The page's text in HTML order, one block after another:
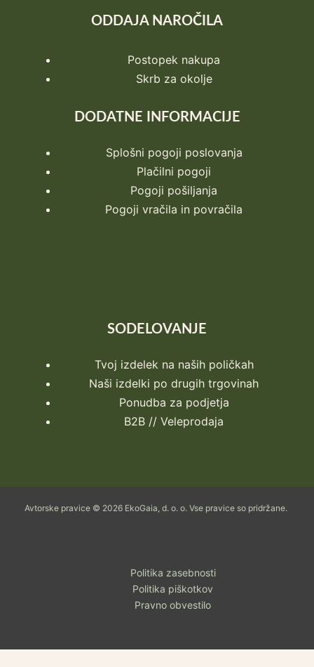
ODDAJA NAROČILA
Postopek nakupa
Skrb za okolje
DODATNE INFORMACIJE
Splošni pogoji poslovanja
Plačilni pogoji
Pogoji pošiljanja
Pogoji vračila in povračila
SODELOVANJE
Tvoj izdelek na naših poličkah
Naši izdelki po drugih trgovinah
Ponudba za podjetja
B2B // Veleprodaja
Avtorske pravice © 2026 EkoGaia, d. o. o. Vse pravice so pridržane.
Politika zasebnosti
Politika piškotkov
Pravno obvestilo